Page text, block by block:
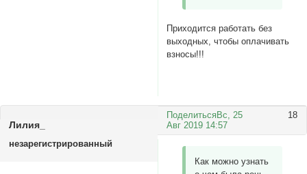
Приходится работать без
выходных, чтобы оплачивать
взносы!!!
Поделиться 18
Вс, 25
Авг 2019 14:57
Лилия_
незарегистрированный
Как можно узнать